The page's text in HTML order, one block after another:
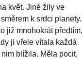
květ. Jiné žily ve
k srdci planety.
již mnohokrát předtím,
ji vřele vítala každá
blížila. Měla pocit,